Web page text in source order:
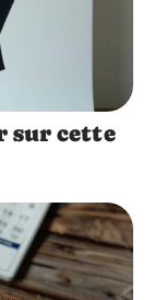
sur cette